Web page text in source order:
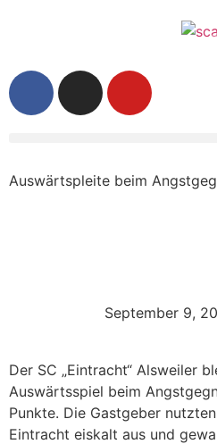
Auswärtspleite beim
September 9,
Der SC „Eintracht“ Alsweiler
Auswärtsspiel beim
Punkte. Die Gastgeber
Eintracht eiskalt aus und